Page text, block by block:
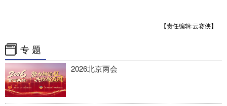
四川 贵州 云南 西藏
陕西
新疆 内蒙古 黑龙江
【责任编辑:云赛侠】
专 题
2026北京两会